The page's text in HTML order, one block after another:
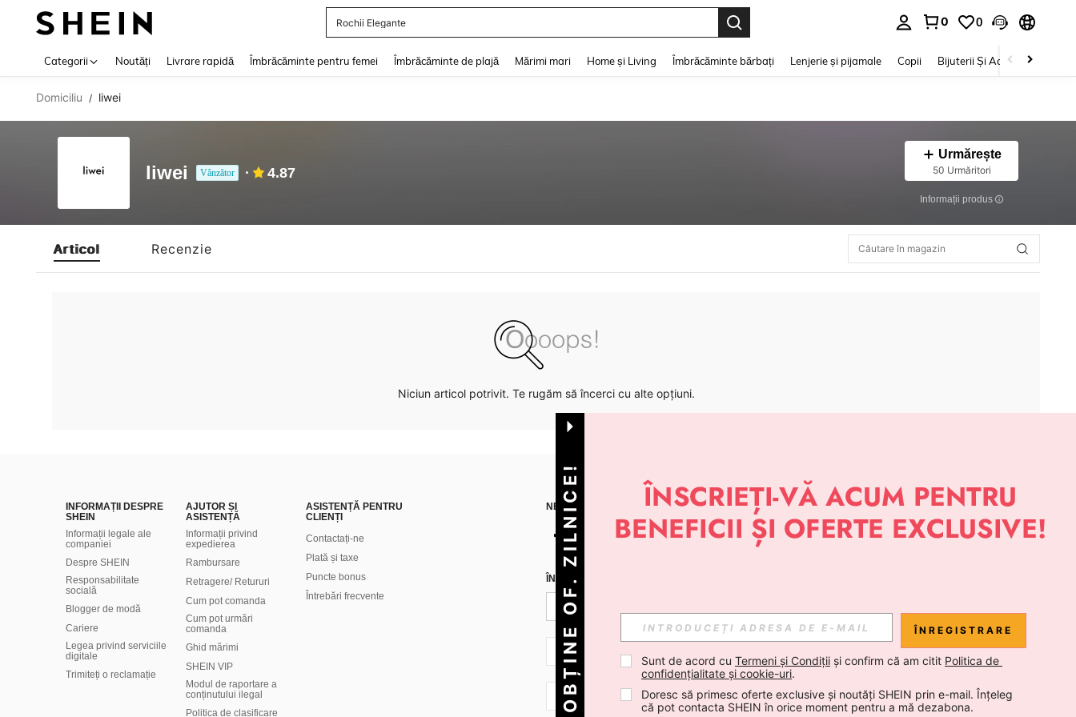
Rochii Elegante
0 0
Categorii Noutăți Livrare rapidă Îmbrăcăminte pentru femei Îmbrăcăminte de plajă Mărimi mari Home și Living Îmbrăcăminte bărbați Lenjerie și pijamale Copii Bijuterii Și Accesorii
Domiciliu / liwei
liwei Vânzător 4.87
Urmărește
50 Urmăritori
Informații produs
Articol Recenzie
Niciun articol potrivit. Te rugăm să încerci cu alte opțiuni.
INFORMAȚII DESPRE
SHEIN
Informații legale ale
companiei
Despre SHEIN
Responsabilitate
socială
Blogger de modă
Cariere
Legea privind serviciile
digitale
Trimiteți o reclamație
AJUTOR ȘI
ASISTENȚĂ
Informații privind
expedierea
Rambursare
Retragere/ Retururi
Cum pot comanda
Cum pot urmări
comanda
Ghid mărimi
SHEIN VIP
Modul de raportare a
conținutului ilegal
Politica de clasificare
ASISTENȚĂ PENTRU
CLIENȚI
Contactați-ne
Plată și taxe
Puncte bonus
Întrebări frecvente
NE GĂSEȘTI PE APLICAȚIE
ÎNREGISTREAZĂ-TE PENTRU A PRIMI NOUTĂȚI DESPRE STIL DE LA SHEIN
RO + 40 Abonare
RO + 40 Abonare
OBȚINE OF. ZILNICE! ÎNREGISTRARE
Sunt de acord cu Termeni și Condiții și confirm că am citit Politica de
confidențialitate și cookie-uri.
Doresc să primesc oferte exclusive și noutăți SHEIN prin e-mail. Înțeleg
că pot contacta SHEIN în orice moment pentru a mă dezabona.